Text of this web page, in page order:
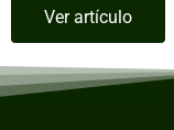
Ver artículo